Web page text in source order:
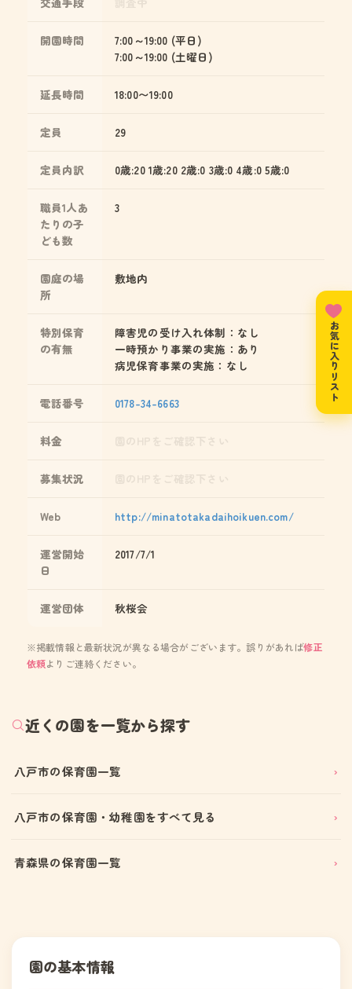
開園時間
7:00～19:00 (平日)
7:00～19:00 (土曜日)
延長時間 18:00〜19:00
定員 29
定員内訳 0歳:20 1歳:20 2歳:0 3歳:0 4歳:0 5歳:0
職員1人あ
たりの子
ども数
3
園庭の場
所
敷地内
特別保育
の有無
障害児の受け入れ体制：なし
一時預かり事業の実施：あり
病児保育事業の実施：なし
電話番号 0178-34-6663
料金
募集状況
Web http://minatotakadaihoikuen.com/
運営開始
日
2017/7/1
運営団体 秋桜会
※掲載情報と最新状況が異なる場合がございます。誤りがあれば修正
依頼よりご連絡ください。
近くの園を一覧から探す
八戸市の保育園一覧
八戸市の保育園・幼稚園をすべて見る
青森県の保育園一覧
園の基本情報
お気に入りリスト